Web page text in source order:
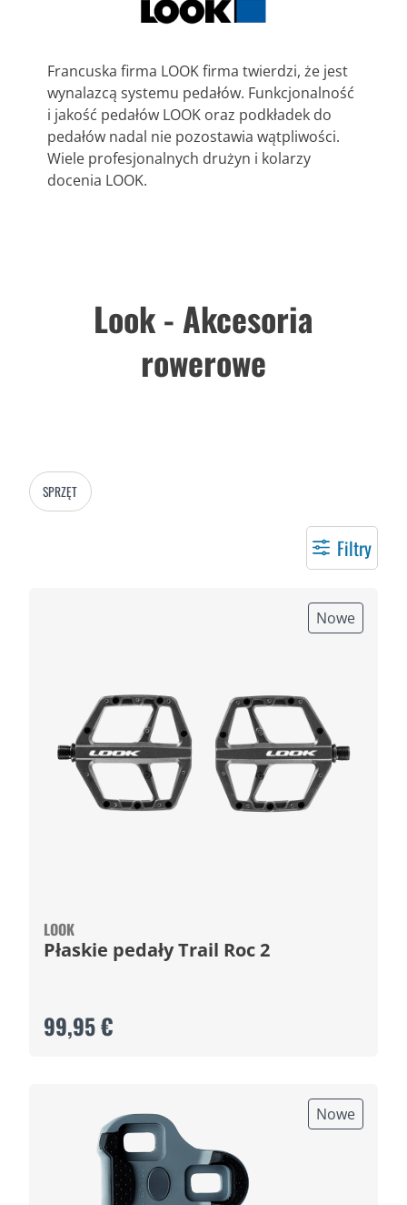
Francuska firma LOOK firma twierdzi, że jest
wynalazcą systemu pedałów. Funkcjonalność
i jakość pedałów LOOK oraz podkładek do
pedałów nadal nie pozostawia wątpliwości.
Wiele profesjonalnych drużyn i kolarzy
docenia LOOK.
Look - Akcesoria
rowerowe
SPRZĘT
Filtry
Nowe
LOOK
Płaskie pedały Trail Roc 2
99,95 €
Nowe